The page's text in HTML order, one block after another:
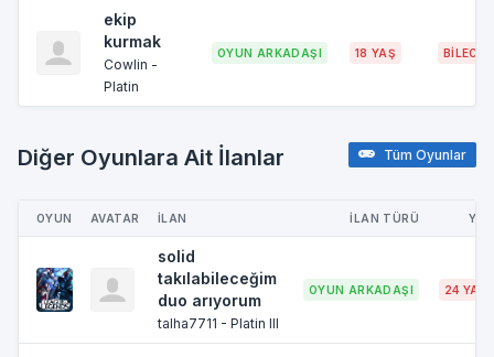
ekip
kurmak
Cowlin -
Platin
OYUN ARKADAŞI 18 YAŞ
Diğer Oyunlara Ait İlanlar Tüm Oyunlar
OYUN AVATAR İLAN İLAN TÜRÜ YAŞ
solid
takılabileceğim
duo arıyorum
talha7711 - Platin III
OYUN ARKADAŞI 24 YAŞ